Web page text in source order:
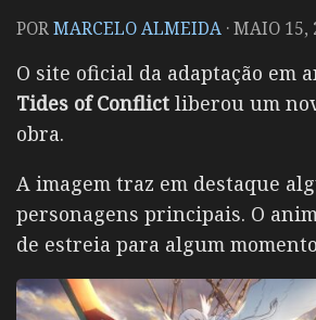
PORMARCELO ALMEIDA ·MAIO 15,
O site oficial da adaptação em
Tides of Conflict liberou um
obra.
A imagem traz em destaque
personagens principais. O
de estreia para algum